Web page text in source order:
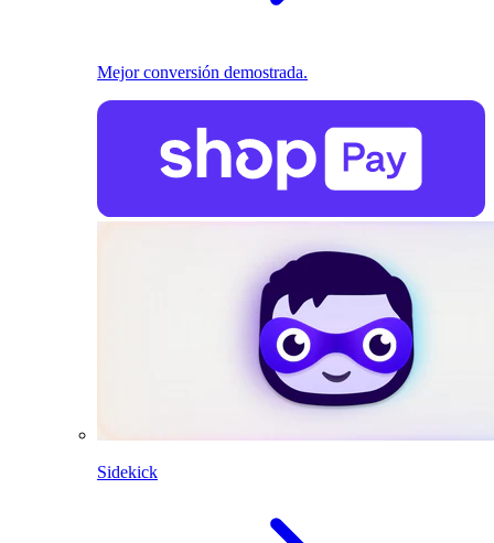
Mejor conversión demostrada.
Sidekick